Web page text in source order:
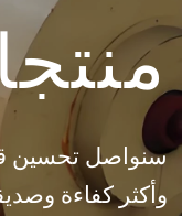
سنواصل تحسين
وأكثر كفاءة